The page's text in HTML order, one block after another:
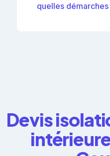
quelles
Devis